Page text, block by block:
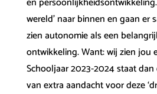
wereld’ naar binnen en gaan er
zien autonomie als een
ontwikkeling. Want: wij zien jou
Schooljaar 2023-2024 staat
van extra aandacht voor deze